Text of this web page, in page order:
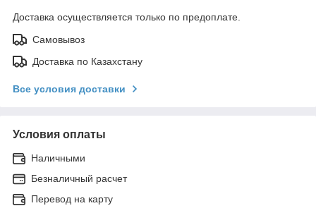
Доставка осуществляется только по предоплате.
Самовывоз
Доставка по Казахстану
Все условия доставки
Условия оплаты
Наличными
Безналичный расчет
Перевод на карту